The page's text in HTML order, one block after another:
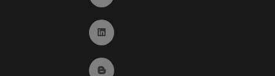
Ir a Linkedin (abre en ventana nueva)
Ir al Blog (abre en ventana nueva)